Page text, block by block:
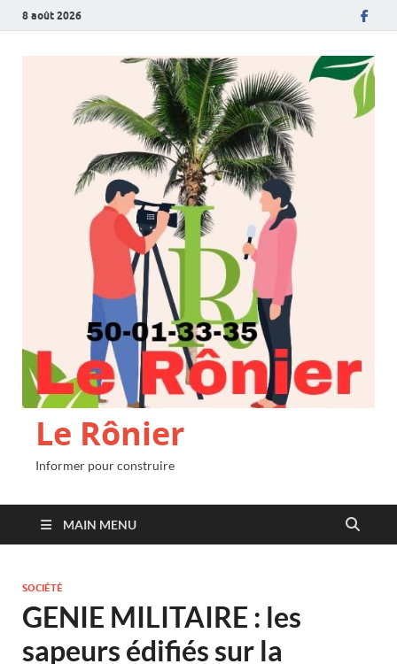
8 août 2026
Le Rônier
Informer pour construire
MAIN MENU
SOCIÉTÉ
GENIE MILITAIRE : les
sapeurs édifiés sur la